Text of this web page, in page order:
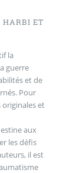
HARBI ET
la
guerre
et de
Pour
originales et
aux
les défis
il est